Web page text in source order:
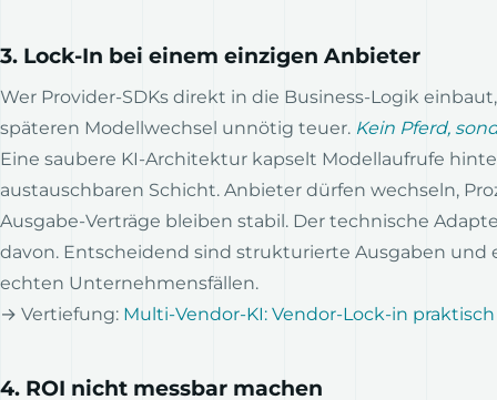
3. Lock-In bei einem einzigen Anbieter
Wer Provider-SDKs direkt in die Business-Logik
späteren Modellwechsel unnötig teuer. Kein Pferd,
Eine saubere KI-Architektur kapselt Modellaufrufe
austauschbaren Schicht. Anbieter dürfen wechseln,
Ausgabe-Verträge bleiben stabil. Der technische
davon. Entscheidend sind strukturierte Ausgaben und
echten Unternehmensfällen.
→ Vertiefung: Multi-Vendor-KI: Vendor-Lock-in
4. ROI nicht messbar machen